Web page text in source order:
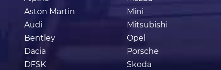
Aston Martin
Audi
Bentley
Dacia
DFSK
Mini
Mitsubishi
Opel
Porsche
Skoda